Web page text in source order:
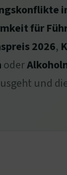
für
2026,
oder
und